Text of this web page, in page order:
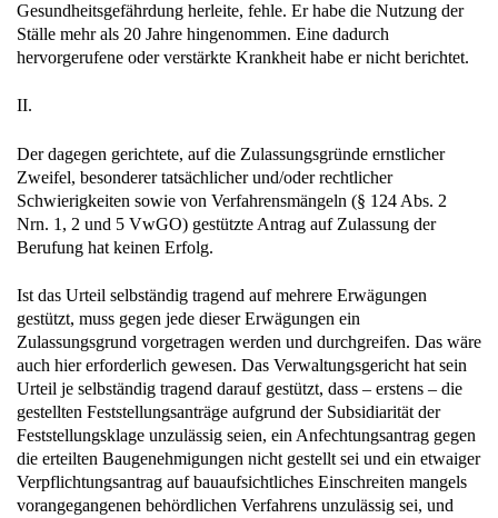
Gesundheitsgefährdung herleite, fehle. Er habe die Nutzung der
Ställe mehr als 20 Jahre hingenommen. Eine dadurch
hervorgerufene oder verstärkte Krankheit habe er nicht berichtet.
II.
Der dagegen gerichtete, auf die Zulassungsgründe ernstlicher
Zweifel, besonderer tatsächlicher und/oder rechtlicher
Schwierigkeiten sowie von Verfahrensmängeln (§ 124 Abs. 2
Nrn. 1, 2 und 5 VwGO) gestützte Antrag auf Zulassung der
Berufung hat keinen Erfolg.
Ist das Urteil selbständig tragend auf mehrere Erwägungen
gestützt, muss gegen jede dieser Erwägungen ein
Zulassungsgrund vorgetragen werden und durchgreifen. Das wäre
auch hier erforderlich gewesen. Das Verwaltungsgericht hat sein
Urteil je selbständig tragend darauf gestützt, dass – erstens – die
gestellten Feststellungsanträge aufgrund der Subsidiarität der
Feststellungsklage unzulässig seien, ein Anfechtungsantrag gegen
die erteilten Baugenehmigungen nicht gestellt sei und ein etwaiger
Verpflichtungsantrag auf bauaufsichtliches Einschreiten mangels
vorangegangenen behördlichen Verfahrens unzulässig sei, und